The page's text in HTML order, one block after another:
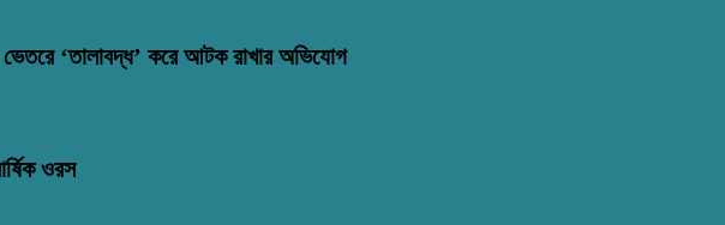
‘তালাবদ্ধ’ করে আটক রাখার অভিযোগ
ওরস